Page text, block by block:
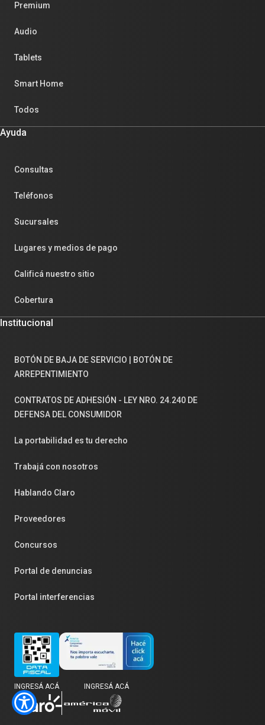
Premium
Audio
Tablets
Smart Home
Todos
Ayuda
Consultas
Teléfonos
Sucursales
Lugares y medios de pago
Calificá nuestro sitio
Cobertura
Institucional
BOTÓN DE BAJA DE SERVICIO | BOTÓN DE
ARREPENTIMIENTO
CONTRATOS DE ADHESIÓN - LEY NRO. 24.240 DE
DEFENSA DEL CONSUMIDOR
La portabilidad es tu derecho
Trabajá con nosotros
Hablando Claro
Proveedores
Concursos
Portal de denuncias
Portal interferencias
INGRESÁ ACÁ INGRESÁ ACÁ